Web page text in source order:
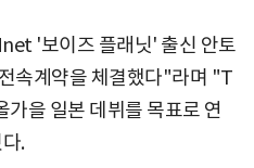
'보이즈 플래닛' 출신 안토
속계약을 체결했다"라며 "T
을 일본 데뷔를 목표로 연
.